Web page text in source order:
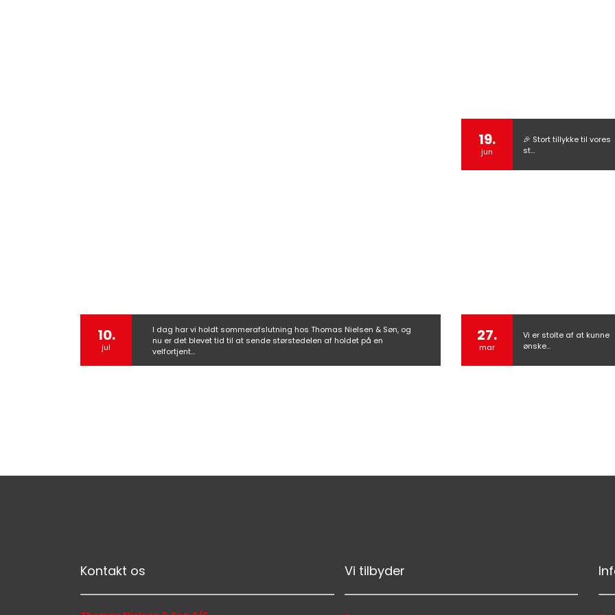
10.
jul
I dag har vi holdt sommerafslutning hos Thomas Nielsen & Søn, og
nu er det blevet tid til at sende størstedelen af holdet på en
velfortjent…
19.
jun
🎉 Stort tillykke til vores
st…
27.
mar
Vi er stolte af at kunne
ønske…
Kontakt os Vi tilbyder